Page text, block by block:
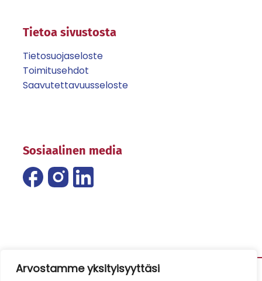
Arvostamme yksityisyyttäsi
Tietoa sivustosta
Tietosuojaseloste
Toimitusehdot
Saavutettavuusseloste
Sosiaalinen media